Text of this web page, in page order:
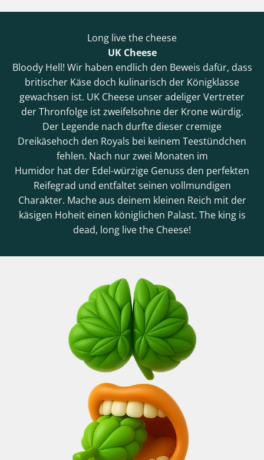
Long live the cheese
UK Cheese
Bloody Hell! Wir haben endlich den Beweis dafür, dass
britischer Käse doch kulinarisch der Königklasse
gewachsen ist. UK Cheese unser adeliger Vertreter
der Thronfolge ist zweifelsohne der Krone würdig.
Der Legende nach durfte dieser cremige
Dreikäsehoch den Royals bei keinem Teestündchen
fehlen. Nach nur zwei Monaten im
Humidor hat der Edel-würzige Genuss den perfekten
Reifegrad und entfaltet seinen vollmundigen
Charakter. Mache aus deinem kleinen Reich mit der
käsigen Hoheit einen königlichen Palast. The king is
dead, long live the Cheese!